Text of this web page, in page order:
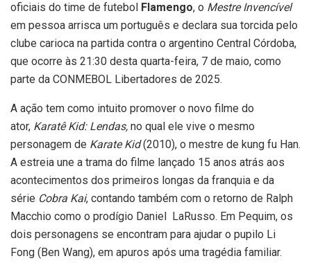
oficiais do time de futebol
Flamengo, o Mestre Invencível
em pessoa arrisca um português e declara sua torcida pelo
clube carioca na partida contra o argentino Central Córdoba,
que ocorre às 21:30 desta quarta-feira, 7 de maio, como
parte da CONMEBOL Libertadores de 2025.
A ação tem como intuito promover o novo filme do
ator, Karatê Kid: Lendas, no qual ele vive o mesmo
personagem de Karate Kid(2010), o mestre de kung fu Han.
A estreia une a trama do filme lançado 15 anos atrás aos
acontecimentos dos primeiros longas da franquia e da
série Cobra Kai, contando também com o retorno de Ralph
Macchio como o prodígio Daniel LaRusso. Em Pequim, os
dois personagens se encontram para ajudar o pupilo Li
Fong (Ben Wang), em apuros após uma tragédia familiar.